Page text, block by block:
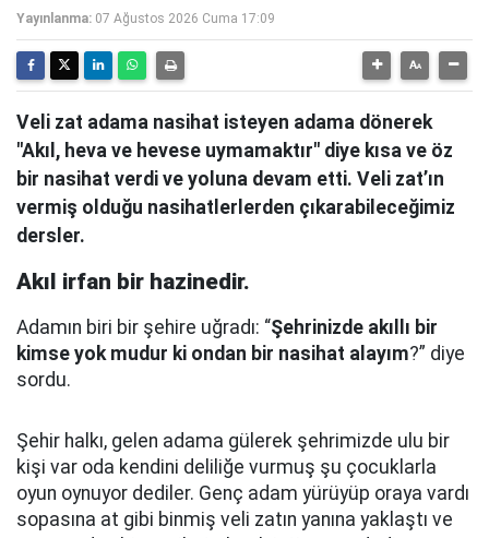
Yayınlanma: 07 Ağustos 2026 Cuma 17:09
Veli zat adama nasihat isteyen adama dönerek
"Akıl, heva ve hevese uymamaktır" diye kısa ve öz
bir nasihat verdi ve yoluna devam etti. Veli zat’ın
vermiş olduğu nasihatlerlerden çıkarabileceğimiz
dersler.
Akıl irfan bir hazinedir.
Adamın biri bir şehire uğradı: “Şehrinizde akıllı bir
kimse yok mudur ki ondan bir nasihat alayım?” diye
sordu.
Şehir halkı, gelen adama gülerek şehrimizde ulu bir
kişi var oda kendini deliliğe vurmuş şu çocuklarla
oyun oynuyor dediler. Genç adam yürüyüp oraya vardı
sopasına at gibi binmiş veli zatın yanına yaklaştı ve